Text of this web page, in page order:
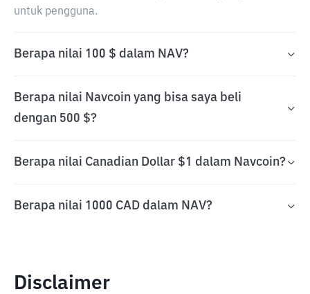
untuk pengguna.
Berapa nilai 100 $ dalam NAV?
Berapa nilai Navcoin yang bisa saya beli
dengan 500 $?
Berapa nilai Canadian Dollar $1 dalam Navcoin?
Berapa nilai 1000 CAD dalam NAV?
Disclaimer